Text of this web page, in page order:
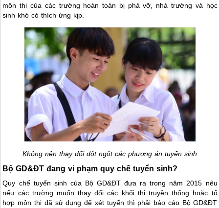
môn thi của các trường hoàn toàn bị phá vỡ, nhà trường và học
sinh khó có thích ứng kịp.
Không nên thay đổi đột ngột các phương án tuyển sinh
Bộ GD&ĐT đang vi phạm quy chế tuyển sinh?
Quy chế tuyển sinh của Bộ GD&ĐT đưa ra trong năm 2015 nêu
nếu các trường muốn thay đổi các khối thi truyền thống hoặc tổ
hợp môn thi đã sử dụng để xét tuyển thì phải báo cáo Bộ GD&ĐT